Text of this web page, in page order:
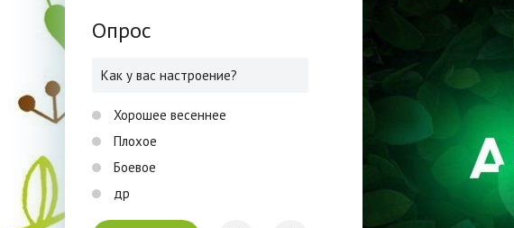
Опрос
Как у вас настроение?
Хорошее весеннее
Плохое
Боевое
др